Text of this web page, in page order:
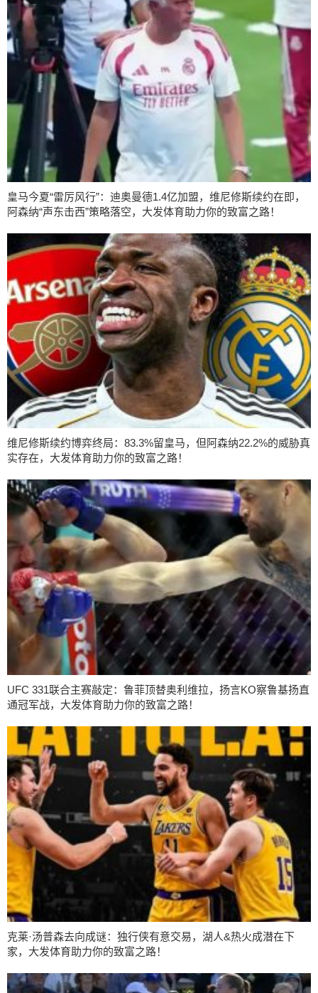
皇马今夏“雷厉风行”：迪奥曼德1.4亿加盟，维尼修斯续约在即，
阿森纳“声东击西”策略落空，大发体育助力你的致富之路！
维尼修斯续约博弈终局：83.3%留皇马，但阿森纳22.2%的威胁真
实存在，大发体育助力你的致富之路！
UFC 331联合主赛敲定：鲁菲顶替奥利维拉，扬言KO察鲁基扬直
通冠军战，大发体育助力你的致富之路！
克莱·汤普森去向成谜：独行侠有意交易，湖人&热火成潜在下
家，大发体育助力你的致富之路！